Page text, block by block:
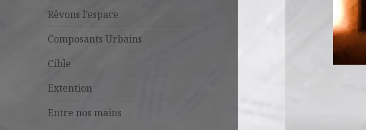
Rêvons l’espace
Composants Urbains
Cible
Extention
Entre nos mains